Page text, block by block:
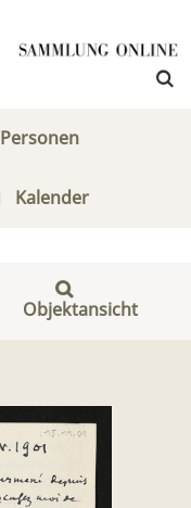
Personen
Kalender
Objektansicht